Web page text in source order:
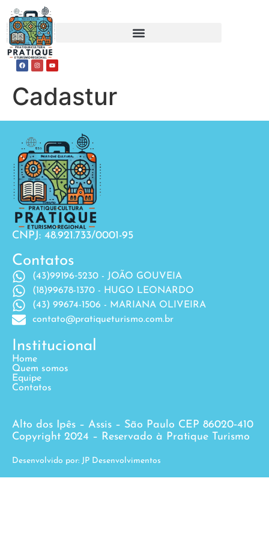
Cadastur
CNPJ: 48.921.733/0001-95
Contatos
(43)99196‐5230 - JOÃO GOUVEIA
(18)99678-1370 - HUGO LEONARDO
(43) 99674-1506 - MARIANA OLIVEIRA
contato@pratiqueturismo.com.br
Institucional
Home
Quem somos
Equipe
Contatos
Alto dos Ipês – Assis – São Paulo CEP 86020‐410
Copyright 2024 – Reservado à Pratique Turismo
Desenvolvido por: JP Desenvolvimentos